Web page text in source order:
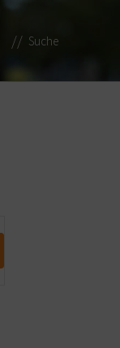
Suche